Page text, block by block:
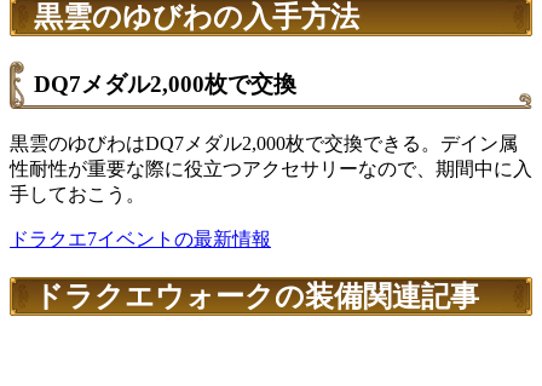
黒雲のゆびわの入手方法
DQ7メダル2,000枚で交換
黒雲のゆびわはDQ7メダル2,000枚で交換できる。デイン属
性耐性が重要な際に役立つアクセサリーなので、期間中に入
手しておこう。
ドラクエ7イベントの最新情報
ドラクエウォークの装備関連記事